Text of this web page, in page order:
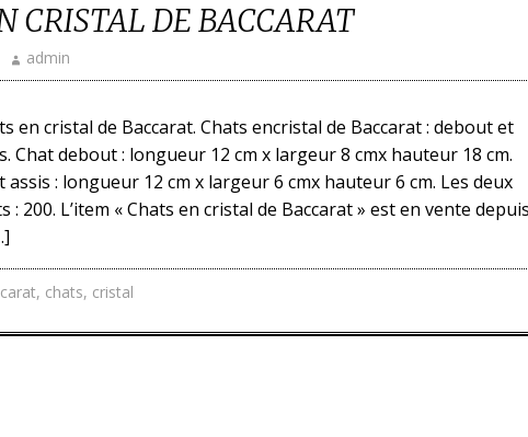
CRISTAL DE BACCARAT
admin
en cristal de Baccarat. Chats encristal de Baccarat : debout et
Chat debout : longueur 12 cm x largeur 8 cmx hauteur 18 cm.
assis : longueur 12 cm x largeur 6 cmx hauteur 6 cm. Les deux
: 200. L’item « Chats en cristal de Baccarat » est en vente depuis
, chats, cristal